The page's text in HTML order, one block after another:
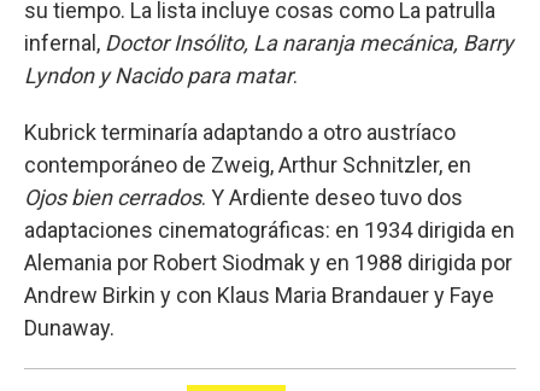
su tiempo. La lista incluye cosas como La patrulla
infernal, Doctor Insólito, La naranja mecánica, Barry
Lyndon y Nacido para matar.
Kubrick terminaría adaptando a otro austríaco
contemporáneo de Zweig, Arthur Schnitzler, en
Ojos bien cerrados. Y Ardiente deseo tuvo dos
adaptaciones cinematográficas: en 1934 dirigida en
Alemania por Robert Siodmak y en 1988 dirigida por
Andrew Birkin y con Klaus Maria Brandauer y Faye
Dunaway.